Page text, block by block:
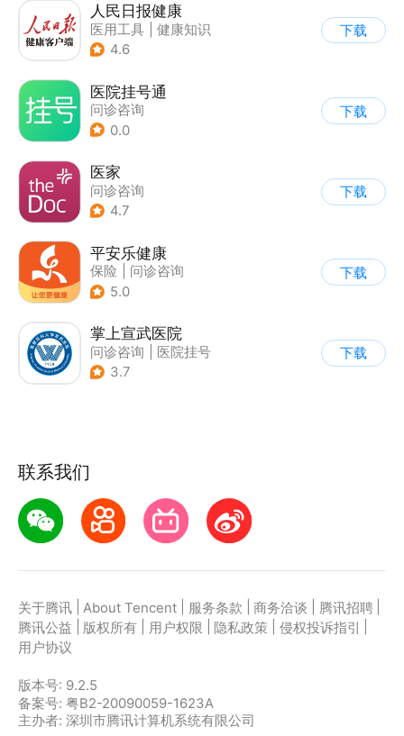
人民日报健康
医用工具
健康知识
| 问诊咨询
4.6
下载
医院挂号通
问诊咨询
0.0
下载
医家
问诊咨询
4.7
下载
平安乐健康
保险
问诊咨询
5.0
下载
掌上宣武医院
问诊咨询
医院挂号
3.7
下载
联系我们
关于腾讯 About Tencent 服务条款 商务洽谈 腾讯招聘
腾讯公益
版权所有 用户权限 隐私政策 侵权投诉指引
用户协议
版本号: 9.2.5
备案号: 粤B2-20090059-1623A
主办者: 深圳市腾讯计算机系统有限公司